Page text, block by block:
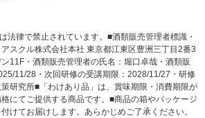
法律で禁止されています。■酒類販売管理者標識・
スクル株式会社本社 東京都江東区豊洲三丁目2番3
11F・酒類販売管理者の氏名：堀口卓哉・酒類販
11/28・次回研修の受講期限：2028/11/27・研修
研究所■「わけあり品」は、賞味期限・消費期限が
にてご提供する商品です。■商品の箱やパッケージ
けてお届けします。あらかじめご了承ください。